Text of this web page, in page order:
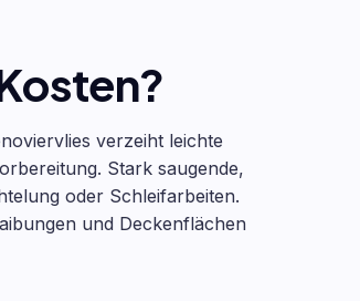
verzeiht leichte
Stark saugende,
oder Schleifarbeiten.
und Deckenflächen